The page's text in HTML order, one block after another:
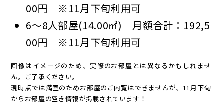
00円 ※11月下旬利用可
6～8人部屋(14.00㎡) 月額合計：192,5
00円 ※11月下旬利用可
画像はイメージのため、実際のお部屋とは異なるかもしれませ
ん。ご了承ください。
現時点では満室のためお部屋のご内覧はできませんが、11月下旬
からお部屋の空き情報が掲載されています！